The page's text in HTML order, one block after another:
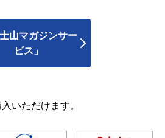
士山マガジンサー
ビス」
いただけます。